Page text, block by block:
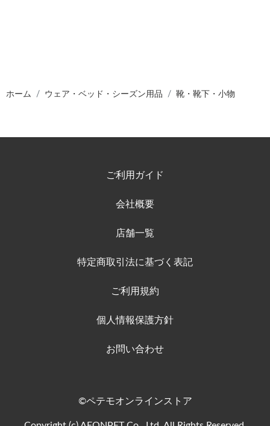
ホーム ウェア・ベッド・シーズン用品 靴・靴下・小物
ご利用ガイド
会社概要
店舗一覧
特定商取引法に基づく表記
ご利用規約
個人情報保護方針
お問い合わせ
©ペテモオンラインストア